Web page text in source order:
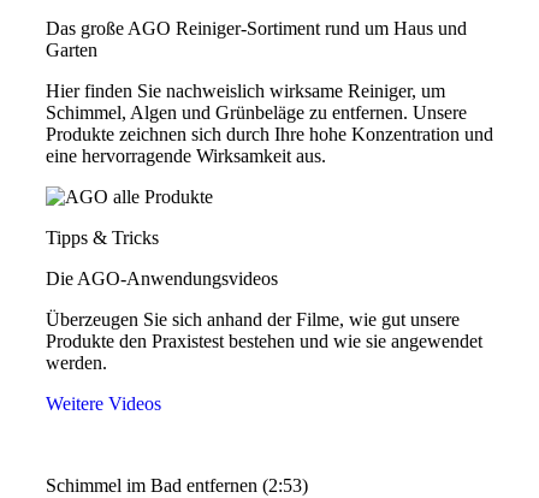
Das große AGO Reiniger-Sortiment rund um Haus und
Garten
Hier finden Sie nachweislich wirksame Reiniger, um
Schimmel, Algen und Grünbeläge zu entfernen. Unsere
Produkte zeichnen sich durch Ihre hohe Konzentration und
eine hervorragende Wirksamkeit aus.
Tipps & Tricks
Die AGO-Anwendungsvideos
Überzeugen Sie sich anhand der Filme, wie gut unsere
Produkte den Praxistest bestehen und wie sie angewendet
werden.
Weitere Videos
Schimmel im Bad entfernen (2:53)